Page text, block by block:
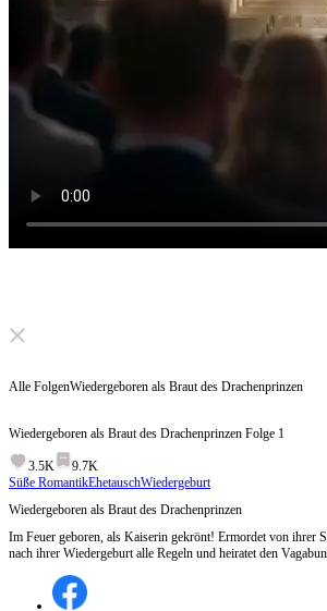
Click to unmute
Warum bekommst du
Alle FolgenWiedergeboren als Braut des Drachenprinzen
Wiedergeboren als Braut des Drachenprinzen Folge 1
3.5K
9.7K
Süße RomantikEhetauschWiedergeburt
Wiedergeboren als Braut des Drachenprinzen
Im Feuer geboren, als Kaiserin gekrönt! Ermordet von ihrer
nach ihrer Wiedergeburt alle Regeln und heiratet den
Abwesenheit foltern und ins Feuer werfen, erwacht seine
um die Welt für sie brennen zu lassen!